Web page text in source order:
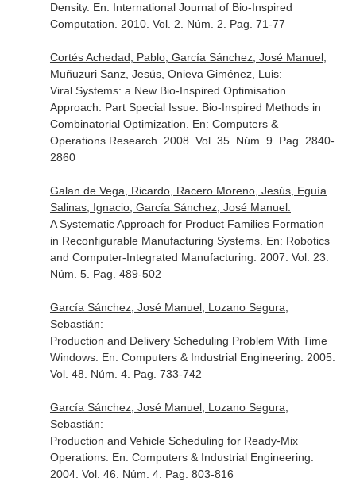
Density. En: International Journal of Bio-Inspired
Computation . 2010. Vol. 2. Núm. 2. Pag. 71-77
Cortés Achedad, Pablo, García Sánchez, José Manuel,
Muñuzuri Sanz, Jesús, Onieva Giménez, Luis:
Viral Systems: a New Bio-Inspired Optimisation
Approach: Part Special Issue: Bio-Inspired Methods in
Combinatorial Optimization. En: Computers &
Operations Research . 2008. Vol. 35. Núm. 9. Pag. 2840-
2860
Galan de Vega, Ricardo, Racero Moreno, Jesús, Eguía
Salinas, Ignacio, García Sánchez, José Manuel:
A Systematic Approach for Product Families Formation
in Reconfigurable Manufacturing Systems. En: Robotics
and Computer-Integrated Manufacturing . 2007. Vol. 23.
Núm. 5. Pag. 489-502
García Sánchez, José Manuel, Lozano Segura,
Sebastián:
Production and Delivery Scheduling Problem With Time
Windows. En: Computers & Industrial Engineering . 2005.
Vol. 48. Núm. 4. Pag. 733-742
García Sánchez, José Manuel, Lozano Segura,
Sebastián:
Production and Vehicle Scheduling for Ready-Mix
Operations. En: Computers & Industrial Engineering
2004. Vol. 46. Núm. 4. Pag. 803-816